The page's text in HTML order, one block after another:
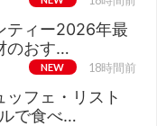
ティー2026年最
のおす…
NEW 18時間前
ッフェ・リスト
で食べ…